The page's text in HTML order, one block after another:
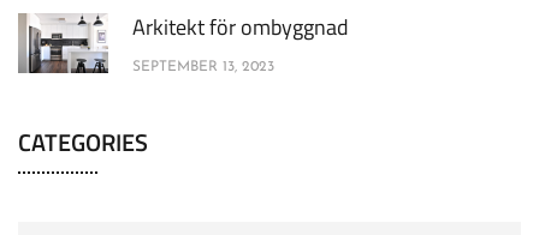
Arkitekt för ombyggnad
SEPTEMBER 13, 2023
CATEGORIES